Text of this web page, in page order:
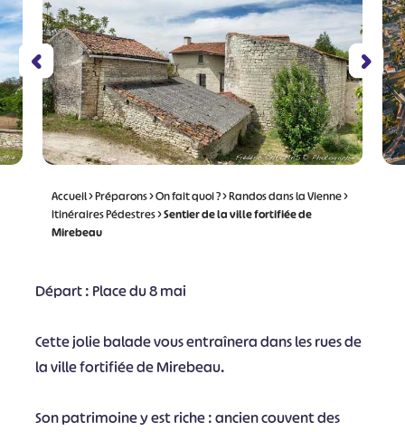
Accueil>Préparons>On fait quoi ?>Randos dans la Vienne>
Itinéraires Pédestres>Sentier de la ville fortifiée de
Mirebeau
Départ : Place du 8 mai
Cette jolie balade vous entraînera dans les rues de
la ville fortifiée de Mirebeau.
Son patrimoine y est riche : ancien couvent des